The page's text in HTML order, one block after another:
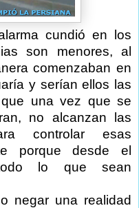
cundió en los
son menores, al
comenzaban en
y serían ellos las
una vez que se
no alcanzan las
controlar esas
porque desde el
lo que sean
negar una realidad